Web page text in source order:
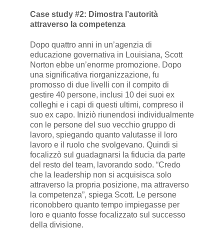
Case study #2: Dimostra l’autorità
attraverso la competenza
Dopo quattro anni in un’agenzia di
educazione governativa in Louisiana, Scott
Norton ebbe un’enorme promozione. Dopo
una significativa riorganizzazione, fu
promosso di due livelli con il compito di
gestire 40 persone, inclusi 10 dei suoi ex
colleghi e i capi di questi ultimi, compreso il
suo ex capo. Iniziò riunendosi individualmente
con le persone del suo vecchio gruppo di
lavoro, spiegando quanto valutasse il loro
lavoro e il ruolo che svolgevano. Quindi si
focalizzò sul guadagnarsi la fiducia da parte
del resto del team, lavorando sodo. “Credo
che la leadership non si acquisisca solo
attraverso la propria posizione, ma attraverso
la competenza”, spiega Scott. Le persone
riconobbero quanto tempo impiegasse per
loro e quanto fosse focalizzato sul successo
della divisione.